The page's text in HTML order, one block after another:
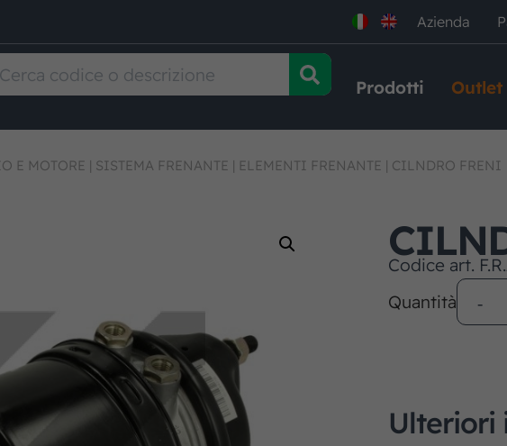
Azienda
Prodotti Outlet
E MOTORE | SISTEMA FRENANTE | ELEMENTI FRENANTE | CILNDRO FRENI
Codice art.
Quantità
Ulteriori